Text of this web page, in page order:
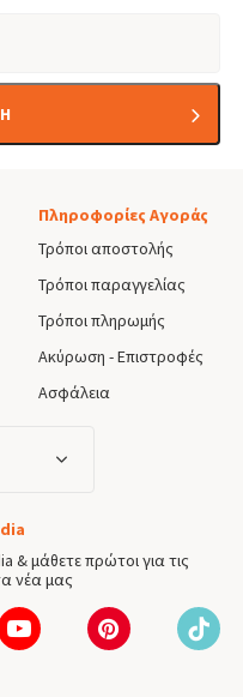
Πληροφορίες Αγοράς
Τρόποι αποστολής
Τρόποι παραγγελίας
Τρόποι πληρωμής
Ακύρωση - Επιστροφές
Ασφάλεια
& μάθετε πρώτοι για τις
νέα μας